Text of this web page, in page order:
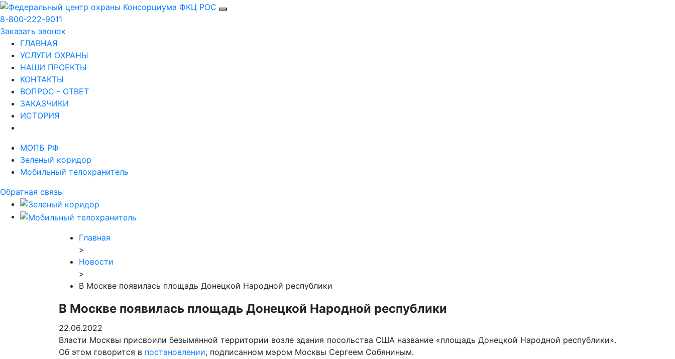
8-800-222-9011
Заказать звонок
ГЛАВНАЯ
УСЛУГИ ОХРАНЫ
НАШИ ПРОЕКТЫ
КОНТАКТЫ
ВОПРОС - ОТВЕТ
ЗАКАЗЧИКИ
ИСТОРИЯ
МОПБ РФ
Зеленый коридор
Мобильный телохранитель
Обратная связь
Главная
>
Новости
>
В Москве появилась площадь Донецкой Народной республики
В Москве появилась площадь Донецкой Народной республики
22.06.2022
Власти Москвы присвоили безымянной территории возле здания посольства США название «площадь Донецкой Народной республики».
Об этом говорится в постановлении, подписанном мэром Москвы Сергеем Собяниным.